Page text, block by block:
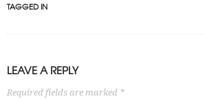
TAGGED IN
LEAVE A REPLY
Required fields are marked *